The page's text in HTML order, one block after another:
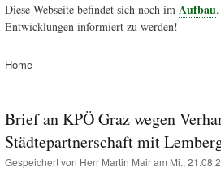
Diese Webseite befindet sich noch im Aufbau
Entwicklungen informiert zu werden!
Home
Brief an KPÖ Graz wegen
Städtepartnerschaft mit
Gespeichert von Herr Martin Mairam Mi.,